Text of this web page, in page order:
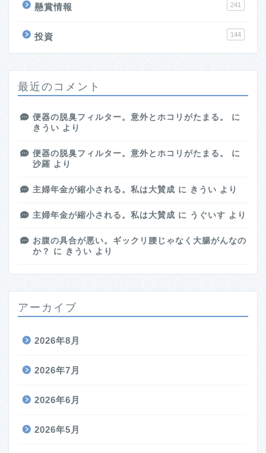
懸賞情報 241
投資 144
最近のコメント
便器の脱臭フィルター。意外とホコリがたまる。
に
きうい より
便器の脱臭フィルター。意外とホコリがたまる。
に
沙羅 より
主婦年金が縮小される。私は大賛成 に きうい より
主婦年金が縮小される。私は大賛成 に うぐいす より
お腹の具合が悪い。ギックリ腰じゃなく大腸がんなの
か？
に きうい より
アーカイブ
2026年8月
2026年7月
2026年6月
2026年5月